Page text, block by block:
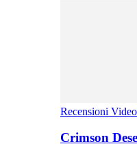
Recensioni
Crimson